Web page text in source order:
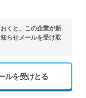
くと、この企業が新
らせメールを受け取
ルを受けとる